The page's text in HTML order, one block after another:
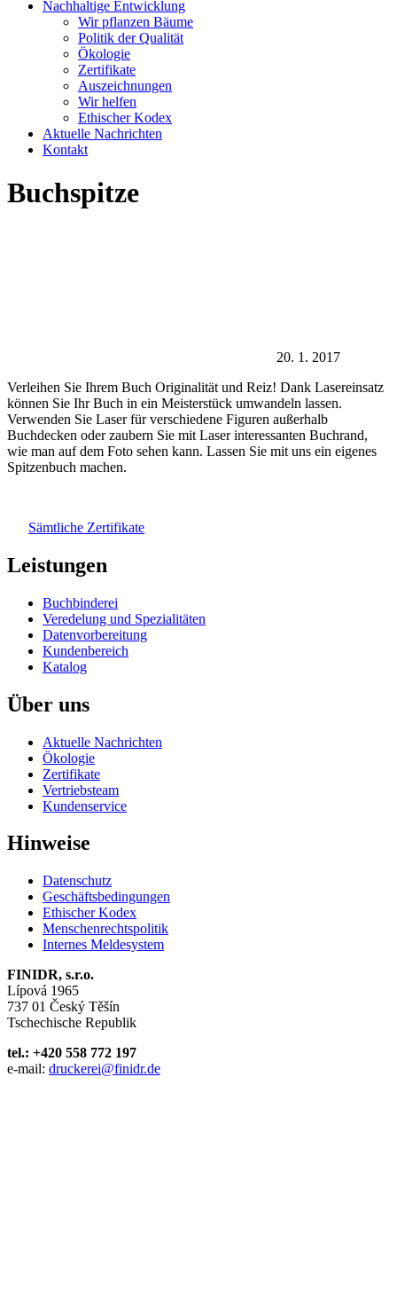
Nachhaltige Entwicklung
Wir pflanzen Bäume
Politik der Qualität
Ökologie
Zertifikate
Auszeichnungen
Wir helfen
Ethischer Kodex
Aktuelle Nachrichten
Kontakt
Buchspitze
20. 1. 2017
Verleihen Sie Ihrem Buch Originalität und Reiz! Dank Lasereinsatz
können Sie Ihr Buch in ein Meisterstück umwandeln lassen.
Verwenden Sie Laser für verschiedene Figuren außerhalb
Buchdecken oder zaubern Sie mit Laser interessanten Buchrand,
wie man auf dem Foto sehen kann. Lassen Sie mit uns ein eigenes
Spitzenbuch machen.
Sämtliche Zertifikate
Leistungen
Buchbinderei
Veredelung und Spezialitäten
Datenvorbereitung
Kundenbereich
Katalog
Über uns
Aktuelle Nachrichten
Ökologie
Zertifikate
Vertriebsteam
Kundenservice
Hinweise
Datenschutz
Geschäftsbedingungen
Ethischer Kodex
Menschenrechtspolitik
Internes Meldesystem
FINIDR, s.r.o.
Lípová 1965
737 01 Český Těšín
Tschechische Republik
tel.: +420 558 772 197
e-mail: druckerei@finidr.de